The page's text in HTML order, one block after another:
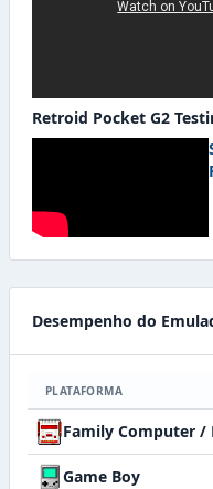
Retroid Pocket G2
Desempenho do
PLATAFORMA
Family Computer /
Game Boy